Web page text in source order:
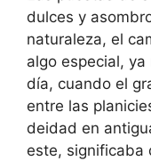
dulces y
naturaleza, el
algo especial,
día, cuando el
entre las
deidad en
este, significaba